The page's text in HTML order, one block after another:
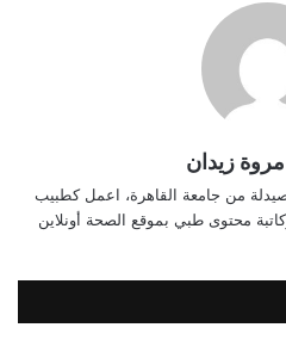
زيدان
من جامعة القاهرة، اعمل كطبيب
محتوى طبي بموقع الصحة أونلاين